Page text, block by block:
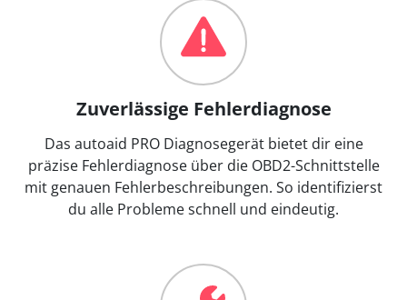
Zuverlässige Fehlerdiagnose
Das autoaid PRO Diagnosegerät bietet dir eine
präzise Fehlerdiagnose über die OBD2-Schnittstelle
mit genauen Fehlerbeschreibungen. So identifizierst
du alle Probleme schnell und eindeutig.